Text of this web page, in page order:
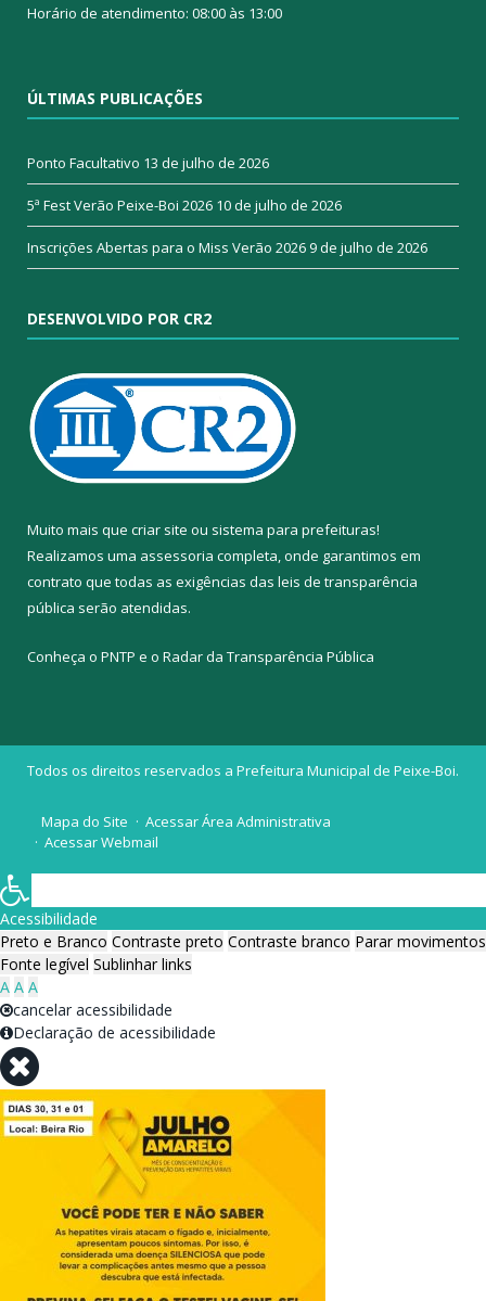
Horário de atendimento: 08:00 às 13:00
ÚLTIMAS PUBLICAÇÕES
Ponto Facultativo 13 de julho de 2026
5ª Fest Verão Peixe-Boi 2026 10 de julho de 2026
Inscrições Abertas para o Miss Verão 20269 de julho de 2026
DESENVOLVIDO POR CR2
Muito mais que criar site ou sistema para prefeituras!
Realizamos uma assessoria completa, onde garantimos em
contrato que todas as exigências das leis de transparência
pública serão atendidas.
Conheça o PNTP e o Radar da Transparência Pública
Todos os direitos reservados a Prefeitura Municipal de Peixe-Boi.
Mapa do Site
Acessar Área Administrativa
Acessar Webmail
Acessibilidade
Preto e Branco Contraste preto Contraste branco Parar movimentos
Fonte legível Sublinhar links
A A A
cancelar acessibilidade
Declaração de acessibilidade